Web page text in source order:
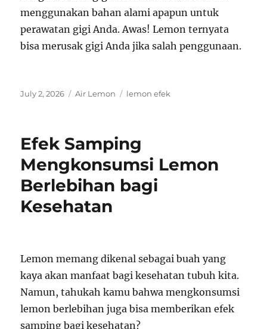
menggunakan bahan alami apapun untuk
perawatan gigi Anda. Awas! Lemon ternyata
bisa merusak gigi Anda jika salah penggunaan.
Posted
July 2, 2026 Categories
Air Lemon Tags
lemon efek
Efek Samping
Mengkonsumsi Lemon
Berlebihan bagi
Kesehatan
Lemon memang dikenal sebagai buah yang
kaya akan manfaat bagi kesehatan tubuh kita.
Namun, tahukah kamu bahwa mengkonsumsi
lemon berlebihan juga bisa memberikan efek
samping bagi kesehatan?